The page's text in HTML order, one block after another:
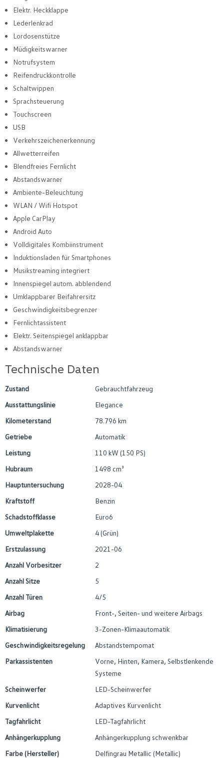
Elektr. Heckklappe
Lederlenkrad
Lordosenstütze
Müdigkeitswarner
Notrufsystem
Reifendruckkontrolle
Schaltwippen
Sprachsteuerung
Touchscreen
USB
Verkehrszeichenerkennung
Allwetterreifen
Blendfreies Fernlicht
Abstandswarner
Ambiente-Beleuchtung
WLAN / Wifi Hotspot
Apple CarPlay
Android Auto
Volldigitales Kombiinstrument
Induktionsladen für Smartphones
Musikstreaming integriert
Innenspiegel autom. abblendend
Umklappbarer Beifahrersitz
Geschwindigkeitsbegrenzer
Fernlichtassistent
Elektr. Seitenspiegel anklappbar
Abstandswarner
Technische Daten
Zustand
Gebrauchtfahrzeug
Ausstattungslinie
Elegance
Kilometerstand
78.796 km
Getriebe
Automatik
Leistung
110 kW (150 PS)
Hubraum
1498 cm³
Hauptuntersuchung
2028-04
Kraftstoff
Benzin
Schadstoffklasse
Euro6
Umweltplakette
4 (Grün)
Erstzulassung
2021-06
Anzahl Vorbesitzer
2
Anzahl Sitze
5
Anzahl Türen
4/5
Airbag
Front-, Seiten- und weitere Airbags
Klimatisierung
3-Zonen-Klimaautomatik
Geschwindigkeitsregelung
Abstandstempomat
Parkassistenten
Vorne, Hinten, Kamera, Selbstlenkende
Systeme
Scheinwerfer
LED-Scheinwerfer
Kurvenlicht
Adaptives Kurvenlicht
Tagfahrlicht
LED-Tagfahrlicht
Anhängerkupplung
Anhängerkupplung schwenkbar
Farbe (Hersteller)
Delfingrau Metallic (Metallic)